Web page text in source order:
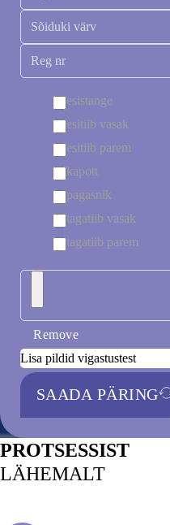
esistange
esitiib vasak
esitiib parem
kapott
pagasnik
tagatiib vasak
tagatiib parem
Remove
Lisa pildid vigastustest
SAADA PÄRING
PROTSESSIST
LÄHEMALT